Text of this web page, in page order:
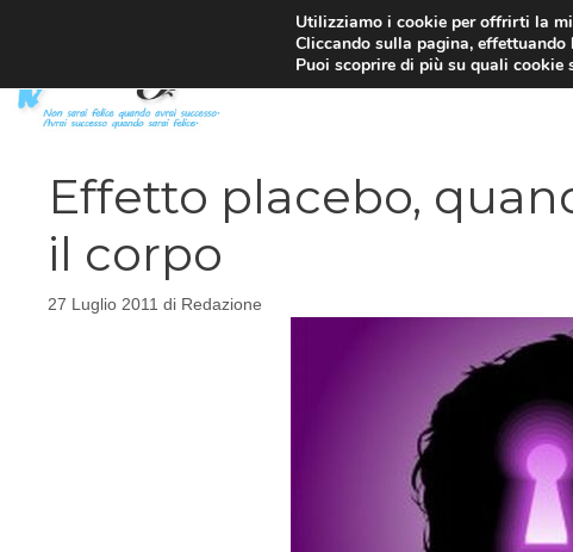
Effetto placebo,
il corpo
27 Luglio 2011 di Redazione
Utilizziamo i cookie per offrirti la
Cliccando sulla pagina,
Puoi scoprire di più su quali